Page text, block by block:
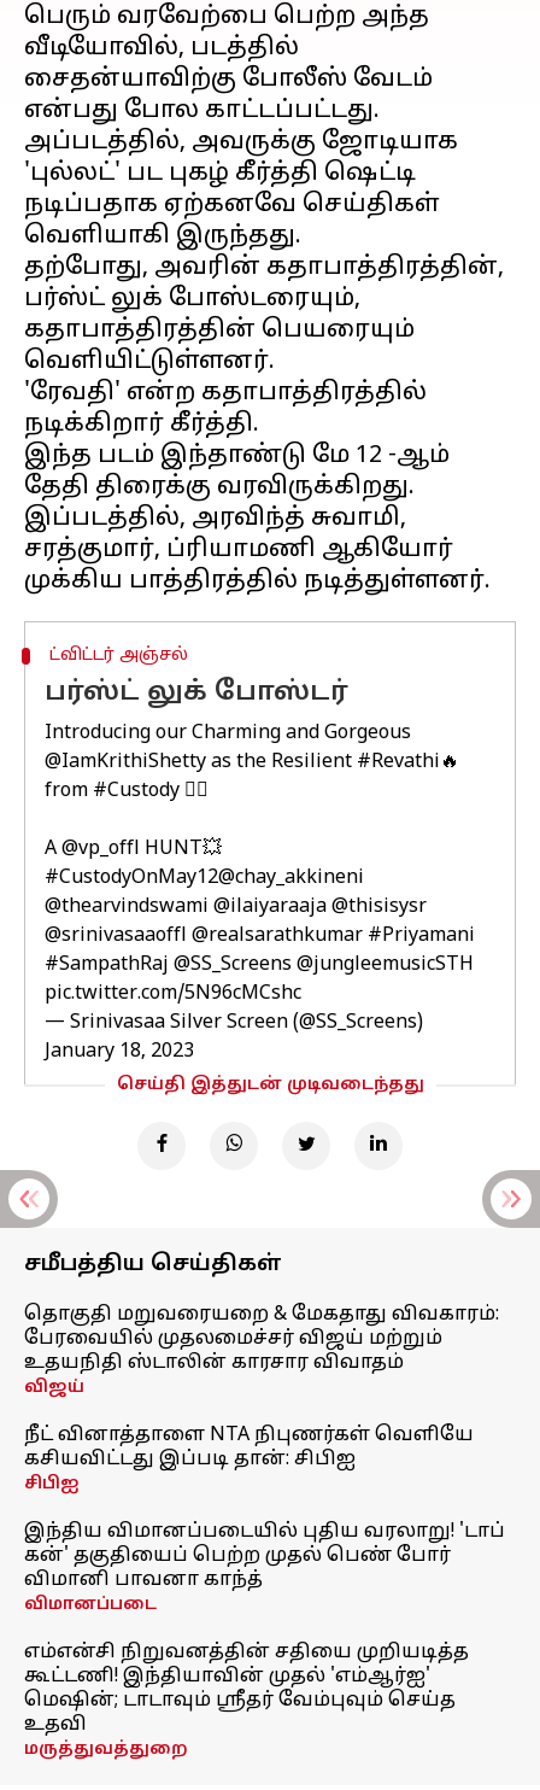
பெரும் வரவேற்பை பெற்ற அந்த
வீடியோவில், படத்தில்
சைதன்யாவிற்கு போலீஸ் வேடம்
என்பது போல காட்டப்பட்டது.
அப்படத்தில், அவருக்கு ஜோடியாக
'புல்லட்' பட புகழ் கீர்த்தி ஷெட்டி
நடிப்பதாக ஏற்கனவே செய்திகள்
வெளியாகி இருந்தது.
தற்போது, அவரின் கதாபாத்திரத்தின்,
பர்ஸ்ட் லுக் போஸ்டரையும்,
கதாபாத்திரத்தின் பெயரையும்
வெளியிட்டுள்ளனர்.
'ரேவதி' என்ற கதாபாத்திரத்தில்
நடிக்கிறார் கீர்த்தி.
இந்த படம் இந்தாண்டு மே 12 -ஆம்
தேதி திரைக்கு வரவிருக்கிறது.
இப்படத்தில், அரவிந்த் சுவாமி,
சரத்குமார், ப்ரியாமணி ஆகியோர்
ட்விட்டர் அஞ்சல்
பர்ஸ்ட் லுக் போஸ்டர்
Introducing our Charming and Gorgeous
@IamKrithiShetty as the Resilient #Revathi 🔥
from #Custody ❤️‍🔥
A @vp_offl HUNT💥
#CustodyOnMay12@chay_akkineni
@thearvindswami @ilaiyaraaja @thisisysr
@srinivasaaoffl @realsarathkumar #Priyamani
#SampathRaj @SS_Screens @jungleemusicSTH
pic.twitter.com/5N96cMCshc
— Srinivasaa Silver Screen (@SS_Screens)
January 18, 2023
செய்தி இத்துடன் முடிவடைந்தது
சமீபத்திய செய்திகள்
தொகுதி மறுவரையறை & மேகதாது விவகாரம்:
பேரவையில் முதலமைச்சர் விஜய் மற்றும்
உதயநிதி ஸ்டாலின் காரசார விவாதம்
விஜய்
நீட் வினாத்தாளை NTA நிபுணர்கள் வெளியே
கசியவிட்டது இப்படி தான்: சிபிஐ
சிபிஐ
இந்திய விமானப்படையில் புதிய வரலாறு! 'டாப்
கன்' தகுதியைப் பெற்ற முதல் பெண் போர்
விமானி பாவனா காந்த்
விமானப்படை
எம்என்சி நிறுவனத்தின் சதியை முறியடித்த
கூட்டணி! இந்தியாவின் முதல் 'எம்ஆர்ஐ'
மெஷின்; டாடாவும் ஸ்ரீதர் வேம்புவும் செய்த
உதவி
மருத்துவத்துறை